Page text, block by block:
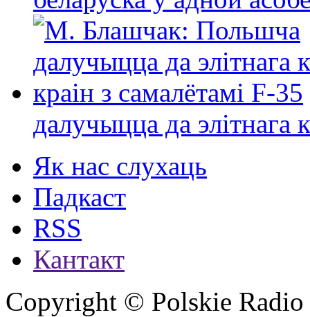
далучыцца да элітнага
Як нас слухаць
Падкаст
RSS
Кантакт
Copyright © Polskie